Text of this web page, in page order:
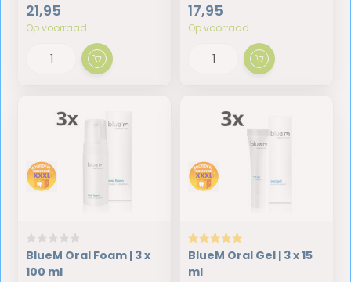
21,95
Op voorraad
17,95
Op voorraad
BlueM Oral Foam | 3 x
100 ml
BlueM Oral Gel | 3 x 15
ml